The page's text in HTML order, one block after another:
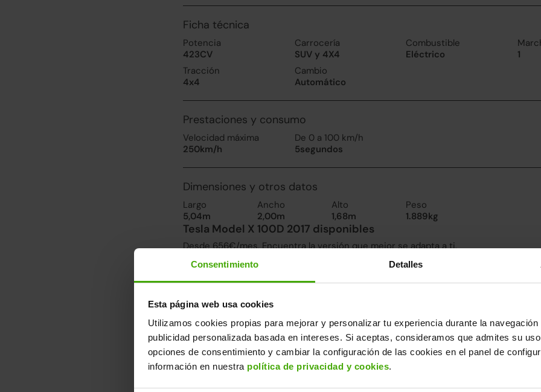
Consentimiento Detalles
Esta página web usa cookies
Utilizamos cookies propias para mejorar y personalizar tu experiencia durante la
publicidad personalizada basada en intereses. Si aceptas, consideramos que admites su
opciones de consentimiento y cambiar la configuración de las cookies en el panel de
información en nuestra política de privacidad y cookies.
Ficha técnica
Potencia
423CV
Carrocería
SUV y 4X4
Combustible
Eléctrico
1
Tracción
4x4
Cambio
Automático
Prestaciones y consumo
Velocidad máxima
250km/h
De 0 a 100 km/h
5segundos
Dimensiones y otros datos
Largo
5,04m
Ancho
2,00m
Alto
1,68m
Peso
1.889kg
Tesla Model X 100D 2017 disponibles
Desde 656€/mes. Encuentra la versión que mejor se adapta a ti.